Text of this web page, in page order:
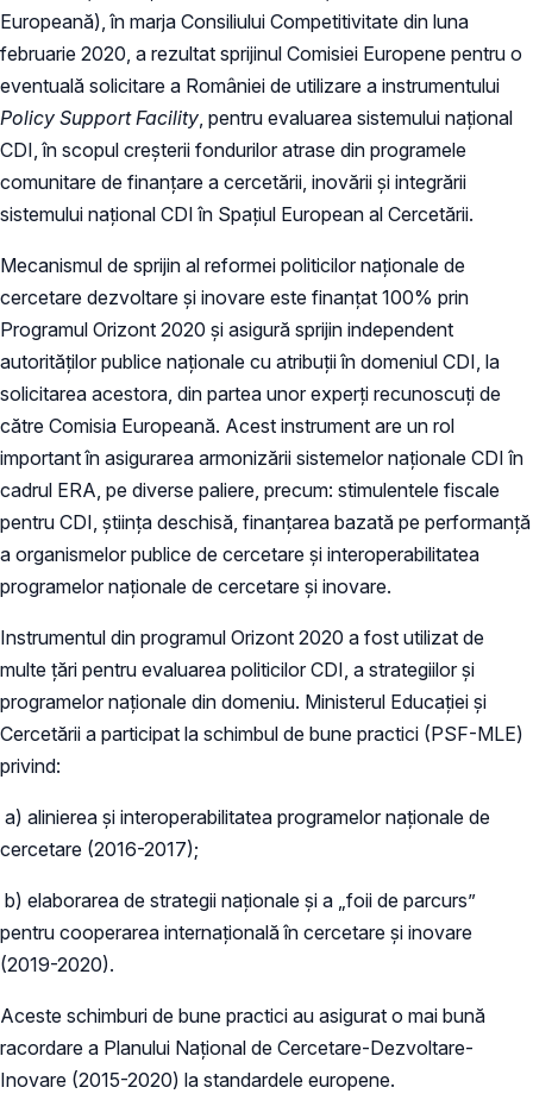
Europeană), în marja Consiliului Competitivitate din luna
februarie 2020, a rezultat sprijinul Comisiei Europene pentru o
eventuală solicitare a României de utilizare a instrumentului
Policy Support Facility , pentru evaluarea sistemului național
CDI, în scopul creșterii fondurilor atrase din programele
comunitare de finanțare a cercetării, inovării și integrării
sistemului național CDI în Spațiul European al Cercetării.
Mecanismul de sprijin al reformei politicilor naționale de
cercetare dezvoltare și inovare este finanțat 100% prin
Programul Orizont 2020 și asigură sprijin independent
autorităților publice naționale cu atribuții în domeniul CDI, la
solicitarea acestora, din partea unor experți recunoscuți de
către Comisia Europeană. Acest instrument are un rol
important în asigurarea armonizării sistemelor naționale CDI în
cadrul ERA, pe diverse paliere, precum: stimulentele fiscale
pentru CDI, știința deschisă, finanțarea bazată pe performanță
a organismelor publice de cercetare și interoperabilitatea
programelor naționale de cercetare și inovare.
Instrumentul din programul Orizont 2020 a fost utilizat de
multe țări pentru evaluarea politicilor CDI, a strategiilor și
programelor naționale din domeniu. Ministerul Educației și
Cercetării a participat la schimbul de bune practici (PSF-MLE)
privind:
a) alinierea și interoperabilitatea programelor naționale de
cercetare (2016-2017);
b) elaborarea de strategii naționale și a „foii de parcurs”
pentru cooperarea internațională în cercetare și inovare
(2019-2020).
Aceste schimburi de bune practici au asigurat o mai bună
racordare a Planului Național de Cercetare-Dezvoltare-
Inovare (2015-2020) la standardele europene.